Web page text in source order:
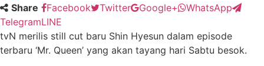
Share
Facebook Twitter Google+
WhatsApp
TelegramLINE
tvN merilis still cut baru Shin Hyesun dalam episode
terbaru ‘Mr. Queen’ yang akan tayang hari Sabtu besok.